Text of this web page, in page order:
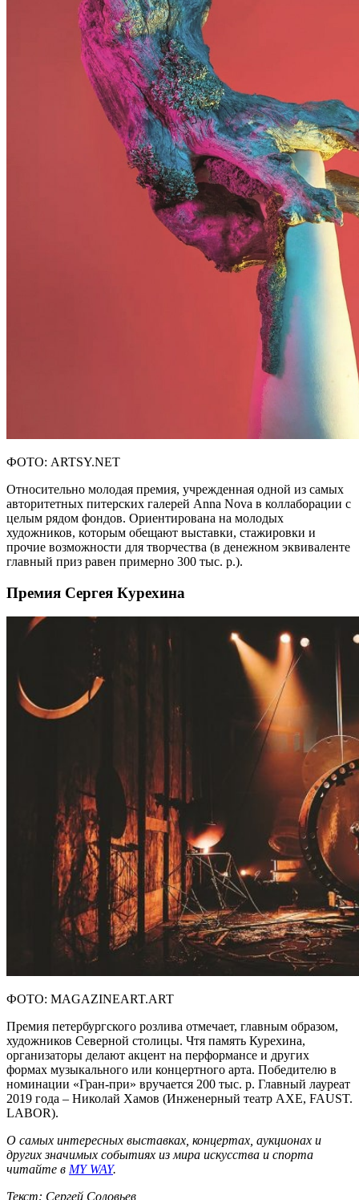
ФОТО: ARTSY.NET
Относительно молодая премия, учрежденная одной из самых
авторитетных питерских галерей Anna Nova в коллаборации с
целым рядом фондов. Ориентирована на молодых
художников, которым обещают выставки, стажировки и
прочие возможности для творчества (в денежном эквиваленте
главный приз равен примерно 300 тыс. р.).
Премия Сергея Курехина
ФОТО: MAGAZINEART.ART
Премия петербургского розлива отмечает, главным образом,
художников Северной столицы. Чтя память Курехина,
организаторы делают акцент на перформансе и других
формах музыкального или концертного арта. Победителю в
номинации «Гран-при» вручается 200 тыс. р. Главный лауреат
2019 года – Николай Хамов (Инженерный театр АХЕ, FAUST.
LABOR).
О самых интересных выставках, концертах, аукционах и
других значимых событиях из мира искусства и спорта
читайте в MY WAY.
Текст: Сергей Соловьев